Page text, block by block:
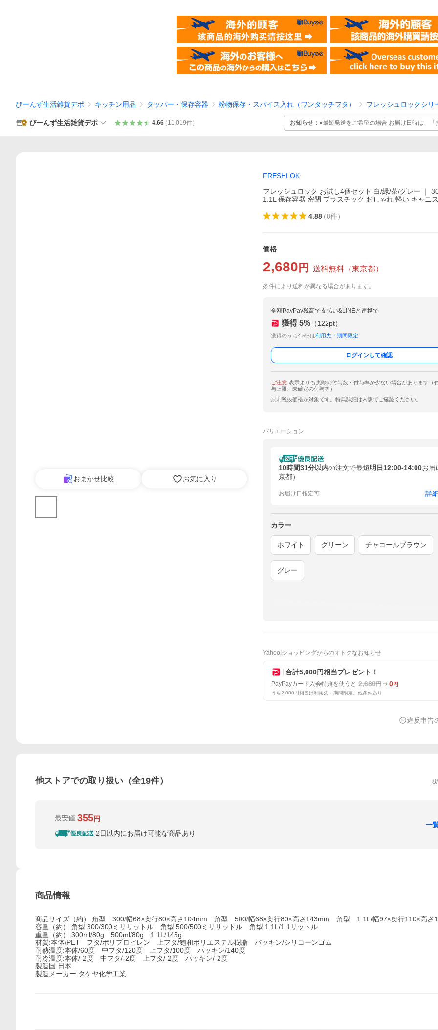
びーんず生活雑貨デポ キッチン用品 タッパー・保存容器 粉物保存・スパイス入れ（ワンタッチフタ） フレッシュロックシリ
びーんず生活雑貨デポ 4.66（ 11,019件） お知らせ： ●最短発送をご希望の場合 お届け日時は、
おまかせ比較 お気に入り
FRESHLOK
フレッシュロック お試し4個セット 白/緑/茶/グレー ｜
1.1L 保存容器 密閉 プラスチック おしゃれ 軽い キャニ
4.88（8件）
価格
2,680 円 送料無料 （東京都）
条件により送料が異なる場合があります。
全額PayPay残高で支払い&LINEと連携で
獲得 5% （122pt）
獲得のうち4.5%は利用先・期間限定
ログインして確認
ご注意 表示よりも実際の付与数・付与率が少ない場合があります（
与上限、未確定の付与等）
原則税抜価格が対象です。特典詳細は内訳でご確認ください。
バリエーション
10時間31分以内の注文で最短明日12:00-14:00お届
京都）
お届け日指定可 詳
カラー
ホワイト グリーン チャコールブラウン
グレー
Yahoo!ショッピングからのオトクなお知らせ
合計5,000円相当プレゼント！
PayPayカード入会特典を使うと 2,680円 0円
うち2,000円相当は利用先・期間限定。他条件あり
違反申告
他ストアでの取り扱い（全19件）
最安値 355円
2日以内にお届け可能な商品あり
一
商品情報
商品サイズ（約）:角型 300/幅68×奥行80×高さ104mm 角型 500/幅68×奥行80×高さ143mm 角型 1.1L/幅97×奥行110×高さ
容量（約）:角型 300/300ミリリットル 角型 500/500ミリリットル 角型 1.1L/1.1リットル
重量（約）:300ml/80g 500ml/80g 1.1L/145g
材質:本体/PET フタ/ポリプロピレン 上フタ/飽和ポリエステル樹脂 パッキン/シリコーンゴム
耐熱温度:本体/60度 中フタ/120度 上フタ/100度 パッキン/140度
耐冷温度:本体/-2度 中フタ/-2度 上フタ/-2度 パッキン/-2度
製造国:日本
製造メーカー:タケヤ化学工業